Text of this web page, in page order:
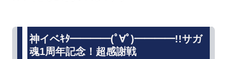
神イベｷﾀ━━━━(ﾟ∀ﾟ)━━━━!!サガ
魂1周年記念！超感謝戦